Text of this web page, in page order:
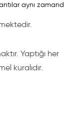
aynı
Yaptığı her
kuralıdır.